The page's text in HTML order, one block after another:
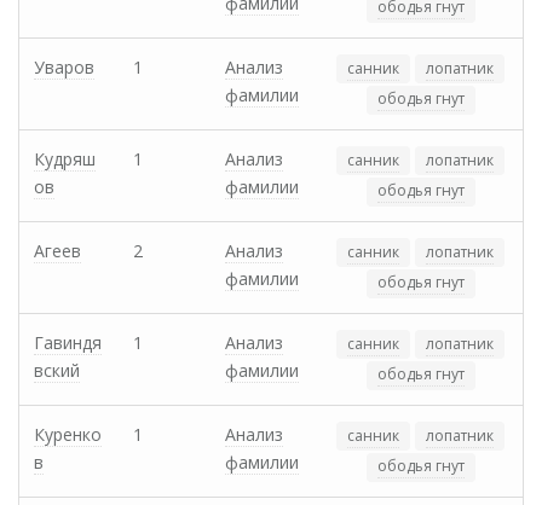
ободья гнут
Уваров 1
Анализ
фамилии
санник
лопатник
ободья гнут
Кудряш
ов
1
Анализ
фамилии
санник
лопатник
ободья гнут
Агеев 2
Анализ
фамилии
санник
лопатник
ободья гнут
Гавиндя
вский
1
Анализ
фамилии
санник
лопатник
ободья гнут
Куренко
в
1
Анализ
фамилии
санник
лопатник
ободья гнут